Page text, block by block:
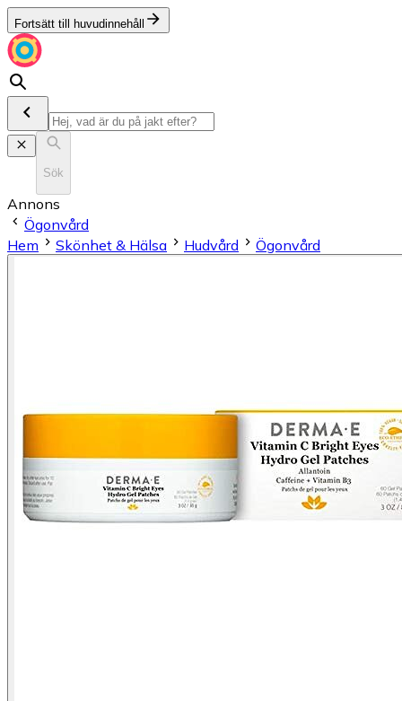
Fortsätt till huvudinnehåll
Sök
Annons
Ögonvård
Hem
Skönhet & Hälsa Hudvård Ögonvård